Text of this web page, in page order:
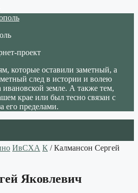
проект
которые оставили заметный, а
след в истории и волею
ивановской земле. А также тем,
крае или был тесно связан с
его пределами.
ИвСХА К / Калмансон Сергей
Яковлевич